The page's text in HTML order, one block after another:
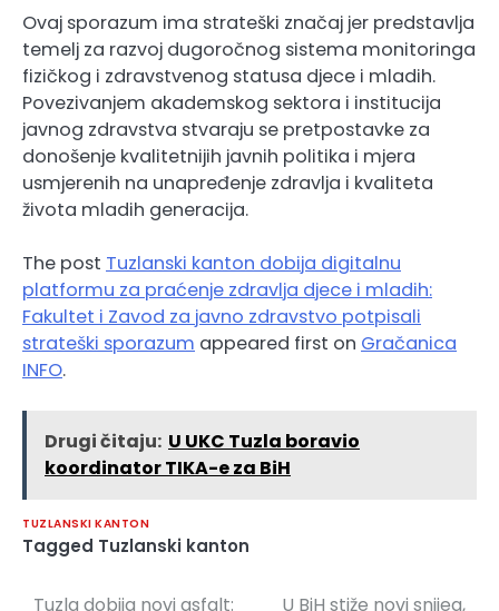
Ovaj sporazum ima strateški značaj jer predstavlja
temelj za razvoj dugoročnog sistema monitoringa
fizičkog i zdravstvenog statusa djece i mladih.
Povezivanjem akademskog sektora i institucija
javnog zdravstva stvaraju se pretpostavke za
donošenje kvalitetnijih javnih politika i mjera
usmjerenih na unapređenje zdravlja i kvaliteta
života mladih generacija.
The post Tuzlanski kanton dobija digitalnu
platformu za praćenje zdravlja djece i mladih:
Fakultet i Zavod za javno zdravstvo potpisali
strateški sporazum appeared first on Gračanica
INFO.
Drugi čitaju: U UKC Tuzla boravio
koordinator TIKA-e za BiH
TUZLANSKI KANTON
Tagged Tuzlanski kanton
Tuzla dobija novi asfalt:
U BiH stiže novi snijeg,